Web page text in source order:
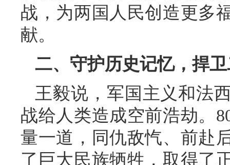
战，为两国人民创造更多
献。
二、守护历史记忆，捍
王毅说，军国主义和法
战给人类造成空前浩劫。
量一道，同仇敌忾、前赴
了巨大民族牺牲，取得了